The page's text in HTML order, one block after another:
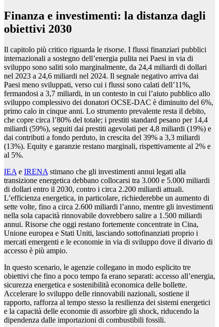
Finanza e investimenti: la distanza dagli
obiettivi 2030
Il capitolo più critico riguarda le risorse. I flussi finanziari pubblici
internazionali a sostegno dell’energia pulita nei Paesi in via di
sviluppo sono saliti solo marginalmente, da 24,4 miliardi di dollari
nel 2023 a 24,6 miliardi nel 2024. Il segnale negativo arriva dai
Paesi meno sviluppati, verso cui i flussi sono calati dell’11%,
fermandosi a 3,7 miliardi, in un contesto in cui l’aiuto pubblico allo
sviluppo complessivo dei donatori OCSE-DAC è diminuito del 6%,
primo calo in cinque anni. Lo strumento prevalente resta il debito,
che copre circa l’80% del totale; i prestiti standard pesano per 14,4
miliardi (59%), seguiti dai prestiti agevolati per 4,8 miliardi (19%) e
dai contributi a fondo perduto, in crescita del 39% a 3,3 miliardi
(13%). Equity e garanzie restano marginali, rispettivamente al 2% e
al 5%.
IEA e IRENA stimano che gli investimenti annui legati alla
transizione energetica debbano collocarsi tra 3.000 e 5.000 miliardi
di dollari entro il 2030, contro i circa 2.200 miliardi attuali.
L’efficienza energetica, in particolare, richiederebbe un aumento di
sette volte, fino a circa 2.600 miliardi l’anno, mentre gli investimenti
nella sola capacità rinnovabile dovrebbero salire a 1.500 miliardi
annui. Risorse che oggi restano fortemente concentrate in Cina,
Unione europea e Stati Uniti, lasciando sottofinanziati proprio i
mercati emergenti e le economie in via di sviluppo dove il divario di
accesso è più ampio.
In questo scenario, le agenzie collegano in modo esplicito tre
obiettivi che fino a poco tempo fa erano separati: accesso all’energia,
sicurezza energetica e sostenibilità economica delle bollette.
Accelerare lo sviluppo delle rinnovabili nazionali, sostiene il
rapporto, rafforza al tempo stesso la resilienza dei sistemi energetici
e la capacità delle economie di assorbire gli shock, riducendo la
dipendenza dalle importazioni di combustibili fossili.